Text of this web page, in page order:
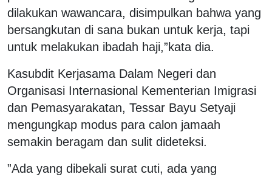
dilakukan wawancara, disimpulkan bahwa yang
bersangkutan di sana bukan untuk kerja, tapi
untuk melakukan ibadah haji,”kata dia.
Kasubdit Kerjasama Dalam Negeri dan
Organisasi Internasional Kementerian Imigrasi
dan Pemasyarakatan, Tessar Bayu Setyaji
mengungkap modus para calon jamaah
semakin beragam dan sulit dideteksi.
”Ada yang dibekali surat cuti, ada yang